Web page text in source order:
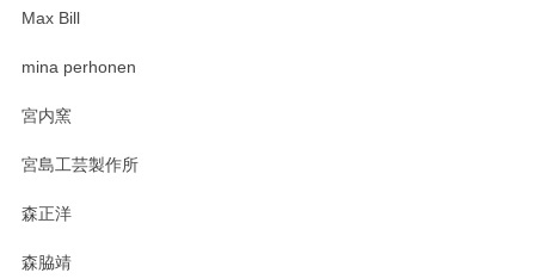
おかけしました。 ありがとうございます。
Max Bill
mina perhonen
宮内窯
宮島工芸製作所
森正洋
森脇靖